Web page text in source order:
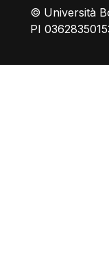
© Università
PI